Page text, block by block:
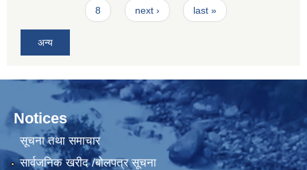
8 next › last »
अन्य
Notices
सूचना तथा समाचार
सार्वजनिक खरीद /बोलपत्र सूचना